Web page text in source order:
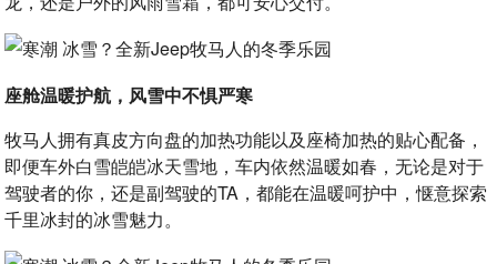
座舱温暖护航，风雪中不惧严寒
牧马人拥有真皮方向盘的加热功能以及座椅加热的贴心配备，
即便车外白雪皑皑冰天雪地，车内依然温暖如春，无论是对于
驾驶者的你，还是副驾驶的TA，都能在温暖呵护中，惬意探索
千里冰封的冰雪魅力。